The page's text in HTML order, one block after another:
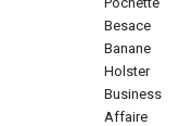
besace
banane
holster
business
affaire